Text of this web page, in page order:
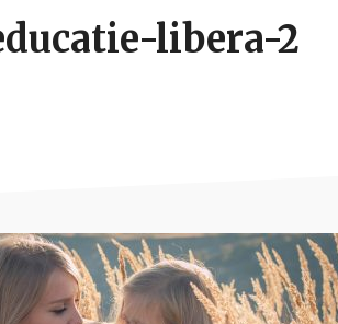
libera-2